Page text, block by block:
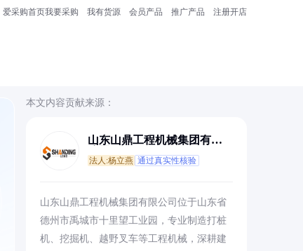
爱采购首页我要采购 我有货源 会员产品 推广产品 注册开店
本文内容贡献来源：
山东山鼎工程机械集团有限
法人:杨立燕 通过真实性核验
山东山鼎工程机械集团有限公司位于山东省
德州市禹城市十里望工业园，专业制造打桩
机、挖掘机、越野叉车等工程机械，深耕建